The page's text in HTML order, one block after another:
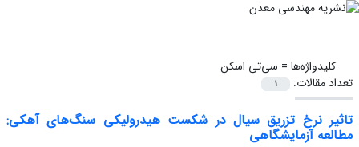
کلیدواژه‌ها = سی‌تی اسکن
تعداد مقالات:
1
تاثیر نرخ تزریق سیال در شکست هیدرولیکی سنگ‌های آهکی:
مطالعه آزمایشگاهی